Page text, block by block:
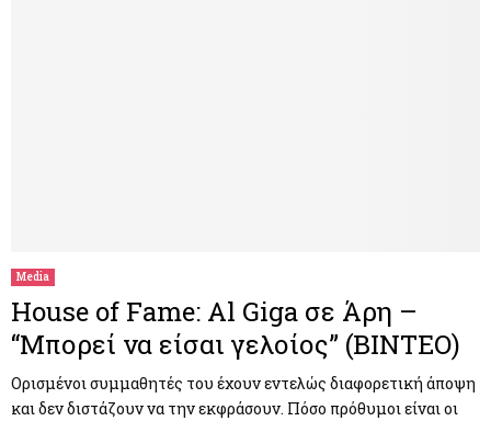
Media
House of Fame: Al Giga σε Άρη –
“Μπορεί να είσαι γελοίος” (ΒΙΝΤΕΟ)
Ορισμένοι συμμαθητές του έχουν εντελώς διαφορετική άποψη
και δεν διστάζουν να την εκφράσουν. Πόσο πρόθυμοι είναι οι